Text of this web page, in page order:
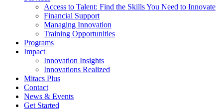
Access to Talent: Find the Skills You Need to Innovate
Financial Support
Managing Innovation
Training Opportunities
Programs
Impact
Innovation Insights
Innovations Realized
Mitacs Plus
Contact
News & Events
Get Started